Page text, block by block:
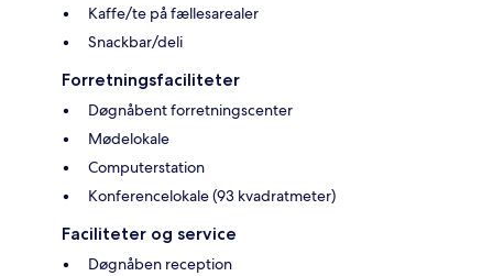
Kaffe/te på fællesarealer
Snackbar/deli
Forretningsfaciliteter
Døgnåbent forretningscenter
Mødelokale
Computerstation
Konferencelokale (93 kvadratmeter)
Faciliteter og service
Døgnåben reception